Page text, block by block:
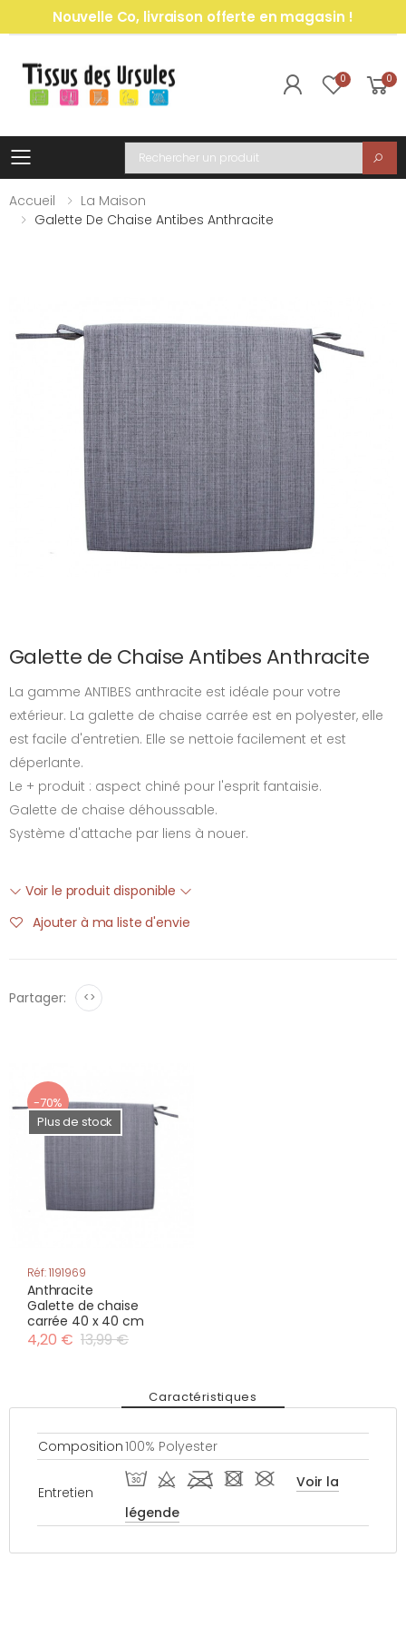
Nouvelle Co, livraison offerte en magasin !
0 0
Toggle mobile menu
Recherche
Accueil
La Maison
Galette De Chaise Antibes Anthracite
Galette de Chaise Antibes Anthracite
La gamme ANTIBES anthracite est idéale pour votre
extérieur. La galette de chaise carrée est en polyester, elle
est facile d'entretien. Elle se nettoie facilement et est
déperlante.
Le + produit : aspect chiné pour l'esprit fantaisie.
Galette de chaise déhoussable.
Système d'attache par liens à nouer.
Voir le produit disponible
Ajouter à ma liste d'envie
Partager: <>
-70%
Plus de stock
Réf: 1191969
Anthracite
Galette de chaise
carrée 40 x 40 cm
4,20 € 13,99 €
Caractéristiques
Composition100% Polyester
Entretien
T d l - #
Voir la
légende